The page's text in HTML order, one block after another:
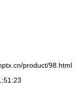
product/98.html